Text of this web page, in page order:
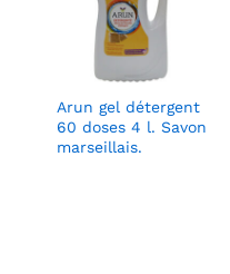
Arun gel détergent
60 doses 4 l. Savon
marseillais.